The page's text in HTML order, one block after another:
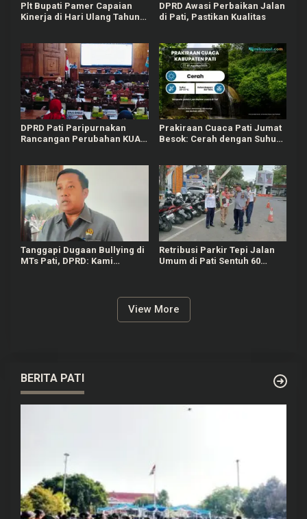
Plt Bupati Pamer Capaian
Kinerja di Hari Ulang Tahun
DPRD Awasi Perbaikan Jalan
di Pati, Pastikan Kualitas
DPRD Pati Paripurnakan
Rancangan Perubahan KUA-
Prakiraan Cuaca Pati Jumat
Besok: Cerah dengan Suhu
Tanggapi Dugaan Bullying di
MTs Pati, DPRD: Kami
Retribusi Parkir Tepi Jalan
Umum di Pati Sentuh 60
View More
BERITA PATI